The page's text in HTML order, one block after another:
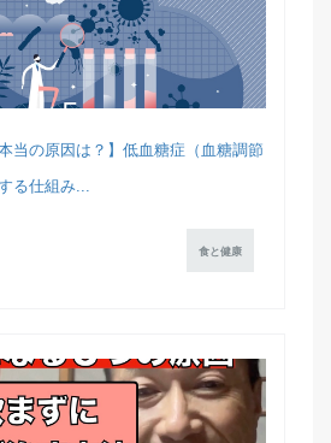
当の原因は？】低血糖症（血糖調節
る仕組み...
食と健康